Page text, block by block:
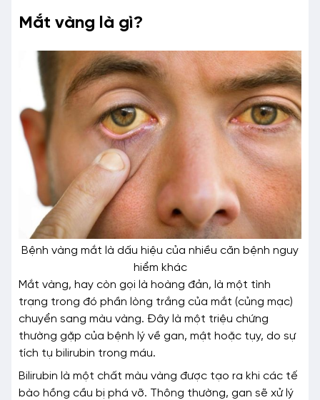
Mắt vàng là gì?
Bệnh vàng mắt là dấu hiệu của nhiều căn bệnh nguy
hiểm khác
Mắt vàng, hay còn gọi là hoàng đản, là một tình
trạng trong đó phần lòng trắng của mắt (củng mạc)
chuyển sang màu vàng. Đây là một triệu chứng
thường gặp của bệnh lý về gan, mật hoặc tụy, do sự
tích tụ bilirubin trong máu.
Bilirubin là một chất màu vàng được tạo ra khi các tế
bào hồng cầu bị phá vỡ. Thông thường, gan sẽ xử lý